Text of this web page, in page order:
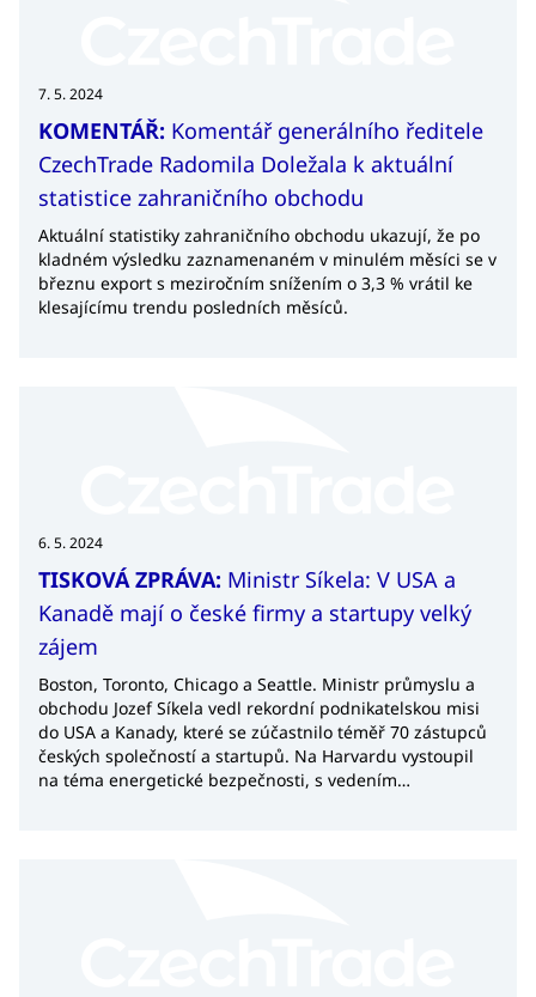
7. 5. 2024
KOMENTÁŘ: Komentář generálního ředitele
CzechTrade Radomila Doležala k aktuální
statistice zahraničního obchodu
Aktuální statistiky zahraničního obchodu ukazují, že po
kladném výsledku zaznamenaném v minulém měsíci se v
březnu export s meziročním snížením o 3,3 % vrátil ke
klesajícímu trendu posledních měsíců.
6. 5. 2024
TISKOVÁ ZPRÁVA: Ministr Síkela: V USA a
Kanadě mají o české firmy a startupy velký
zájem
Boston, Toronto, Chicago a Seattle. Ministr průmyslu a
obchodu Jozef Síkela vedl rekordní podnikatelskou misi
do USA a Kanady, které se zúčastnilo téměř 70 zástupců
českých společností a startupů. Na Harvardu vystoupil
na téma energetické bezpečnosti, s vedením